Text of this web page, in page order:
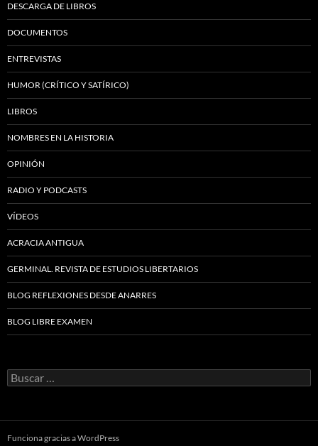
DESCARGA DE LIBROS
DOCUMENTOS
ENTREVISTAS
HUMOR (CRÍTICO Y SATÍRICO)
LIBROS
NOMBRES EN LA HISTORIA
OPINIÓN
RADIO Y PODCASTS
VÍDEOS
ACRACIA ANTIGUA
GERMINAL. REVISTA DE ESTUDIOS LIBERTARIOS
BLOG REFLEXIONES DESDE ANARRES
BLOG LIBRE EXAMEN
Buscar:
Funciona gracias a WordPress